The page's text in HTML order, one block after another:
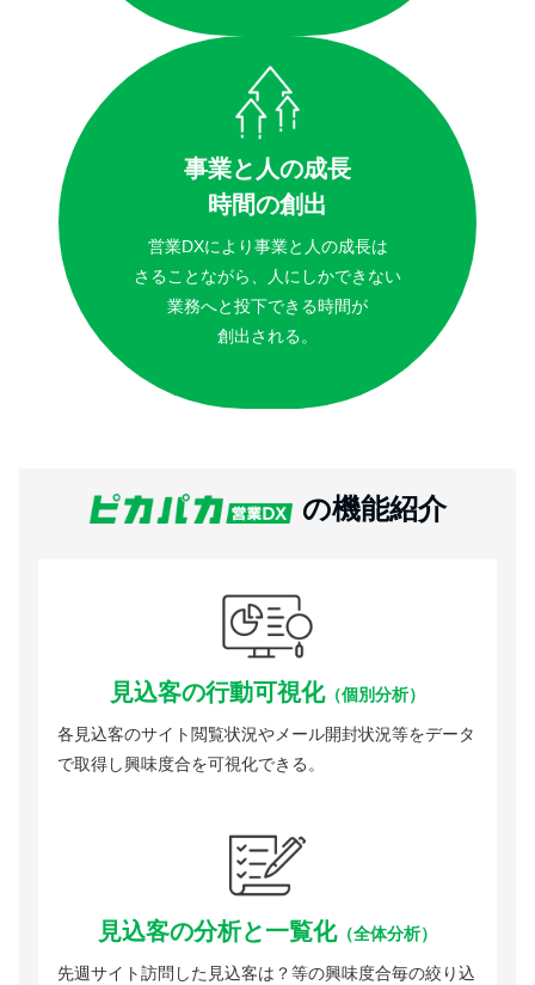
事業と人の成長
時間の創出
営業DXにより事業と人の成長は
さることながら、人にしかできない
業務へと投下できる時間が
創出される。
の機能紹介
見込客の行動可視化（個別分析）
各見込客のサイト閲覧状況やメール開封状況等をデータ
で取得し興味度合を可視化できる。
見込客の分析と一覧化（全体分析）
先週サイト訪問した見込客は？等の興味度合毎の絞り込